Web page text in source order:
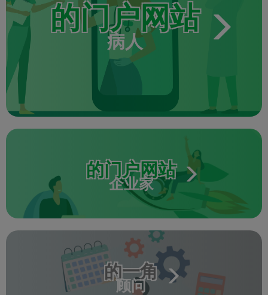
的门户网站
病人
的门户网站
企业家
的一角
顾问